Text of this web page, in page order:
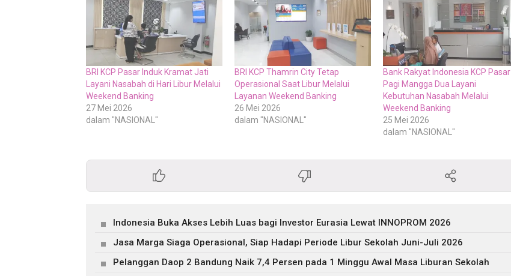
BRI KCP Pasar Induk Kramat Jati
Layani Nasabah di Hari Libur Melalui
Weekend Banking
27 Mei 2026
dalam "NASIONAL"
BRI KCP Thamrin City Tetap
Operasional Saat Libur Melalui
Layanan Weekend Banking
26 Mei 2026
dalam "NASIONAL"
Bank Rakyat Indonesia KCP Pasar
Pagi Mangga Dua Layani
Kebutuhan Nasabah Melalui
Weekend Banking
25 Mei 2026
dalam "NASIONAL"
Indonesia Buka Akses Lebih Luas bagi Investor Eurasia Lewat INNOPROM 2026
Jasa Marga Siaga Operasional, Siap Hadapi Periode Libur Sekolah Juni-Juli 2026
Pelanggan Daop 2 Bandung Naik 7,4 Persen pada 1 Minggu Awal Masa Liburan Sekolah